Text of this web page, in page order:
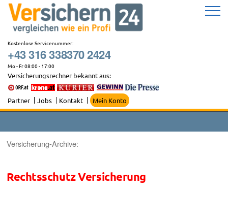
Zum
Inhalt
springen
Kostenlose Servicenummer:
+43 316 338370 2424
Mo - Fr 08:00 - 17:00
Versicherungsrechner bekannt aus:
Partner Jobs Kontakt Mein Konto
Versicherung-Archive:
Rechtsschutz Versicherung